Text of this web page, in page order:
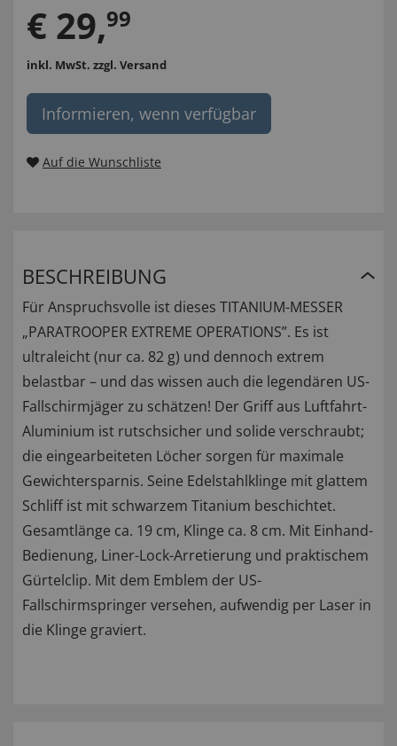
€ 29,99
inkl. MwSt. zzgl. Versand
Informieren, wenn verfügbar
Auf die Wunschliste
BESCHREIBUNG
Für Anspruchsvolle ist dieses TITANIUM-MESSER
„PARATROOPER EXTREME OPERATIONS”. Es ist
ultraleicht (nur ca. 82 g) und dennoch extrem
belastbar – und das wissen auch die legendären US-
Fallschirmjäger zu schätzen! Der Griff aus Luftfahrt-
Aluminium ist rutschsicher und solide verschraubt;
die eingearbeiteten Löcher sorgen für maximale
Gewichtersparnis. Seine Edelstahlklinge mit glattem
Schliff ist mit schwarzem Titanium beschichtet.
Gesamtlänge ca. 19 cm, Klinge ca. 8 cm. Mit Einhand-
Bedienung, Liner-Lock-Arretierung und praktischem
Gürtelclip. Mit dem Emblem der US-
Fallschirmspringer versehen, aufwendig per Laser in
die Klinge graviert.